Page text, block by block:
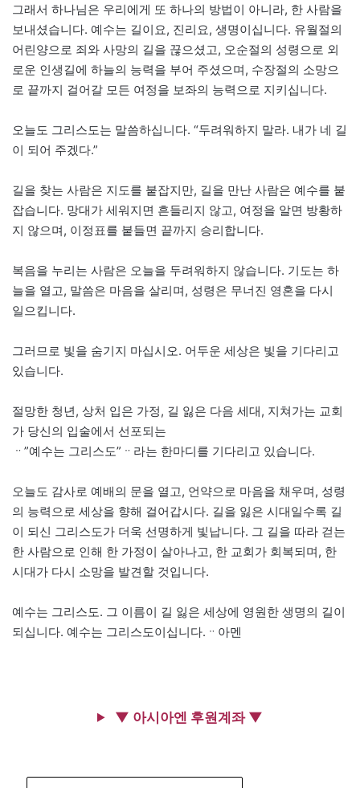
그래서 하나님은 우리에게 또 하나의 방법이 아니라, 한 사람을
보내셨습니다. 예수는 길이요, 진리요, 생명이십니다. 유월절의
어린양으로 죄와 사망의 길을 끊으셨고, 오순절의 성령으로 외
로운 인생길에 하늘의 능력을 부어 주셨으며, 수장절의 소망으
로 끝까지 걸어갈 모든 여정을 보좌의 능력으로 지키십니다.
오늘도 그리스도는 말씀하십니다. “두려워하지 말라. 내가 네 길
이 되어 주겠다.”
길을 찾는 사람은 지도를 붙잡지만, 길을 만난 사람은 예수를 붙
잡습니다. 망대가 세워지면 흔들리지 않고, 여정을 알면 방황하
지 않으며, 이정표를 붙들면 끝까지 승리합니다.
복음을 누리는 사람은 오늘을 두려워하지 않습니다. 기도는 하
늘을 열고, 말씀은 마음을 살리며, 성령은 무너진 영혼을 다시
일으킵니다.
그러므로 빛을 숨기지 마십시오. 어두운 세상은 빛을 기다리고
있습니다.
절망한 청년, 상처 입은 가정, 길 잃은 다음 세대, 지쳐가는 교회
가 당신의 입술에서 선포되는
ᆢ”예수는 그리스도”ᆢ라는 한마디를 기다리고 있습니다.
오늘도 감사로 예배의 문을 열고, 언약으로 마음을 채우며, 성령
의 능력으로 세상을 향해 걸어갑시다. 길을 잃은 시대일수록 길
이 되신 그리스도가 더욱 선명하게 빛납니다. 그 길을 따라 걷는
한 사람으로 인해 한 가정이 살아나고, 한 교회가 회복되며, 한
시대가 다시 소망을 발견할 것입니다.
예수는 그리스도. 그 이름이 길 잃은 세상에 영원한 생명의 길이
되십니다. 예수는 그리스도이십니다.ᆢ아멘
▼ 아시아엔 후원계좌 ▼